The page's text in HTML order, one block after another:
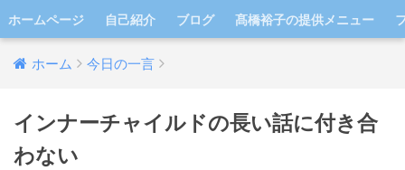
ホームページ 自己紹介 ブログ 髙橋裕子の提供メニュー
ホーム 今日の一言
インナーチャイルドの長い話に付き合
わない